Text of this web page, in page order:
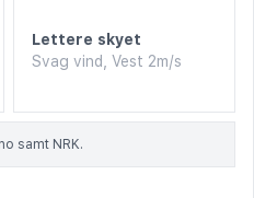
Lettere skyet
Svag vind, Vest 2m/s
samt NRK.